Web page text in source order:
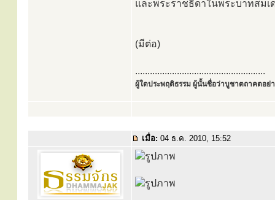
และพระราชธิดาในพระบาทสมเ
(มีต่อ)
.....................................................
ผู้ใดประพฤติธรรม ผู้นั้นชื่อว่าบูชาตถาคตอย่า
เมื่อ: 04 ธ.ค. 2010, 15:52